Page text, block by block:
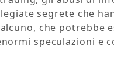
segrete che
che potrebbe
speculazioni e